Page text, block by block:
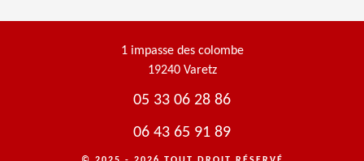
1 impasse des colombe
19240 Varetz
05 33 06 28 86
06 43 65 91 89